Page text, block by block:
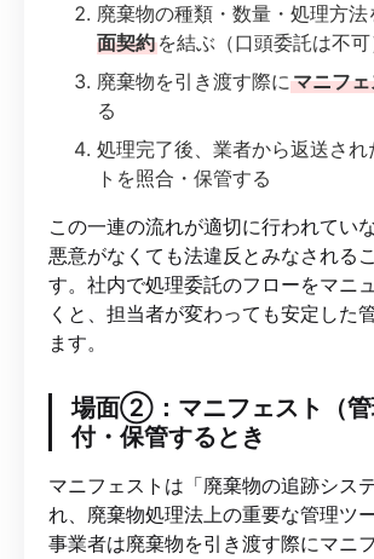
廃棄物の種類・数量・処理方法
面契約 を結ぶ（口頭委託は不可
廃棄物を引き渡す際にマニフ
る
処理完了後、業者から返送され
トを照合・保管する
この一連の流れが適切に行われてい
悪意がなくても法違反とみなされる
す。社内で処理委託のフローをマニ
くと、担当者が変わっても安定した
ます。
場面②：マニフェスト（管
付・保管するとき
マニフェストは「廃棄物の追跡シス
れ、廃棄物処理法上の重要な管理ツ
事業者は廃棄物を引き渡す際にマニ